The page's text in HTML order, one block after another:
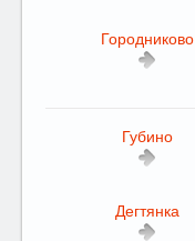
Городниково
Губино
Дегтянка